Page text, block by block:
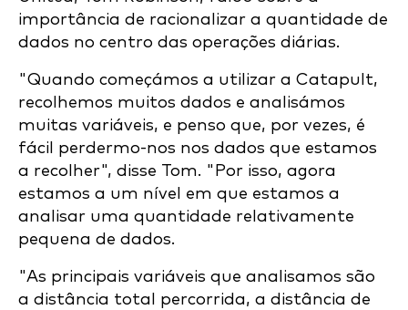
importância de racionalizar a quantidade de
dados no centro das operações diárias.
"Quando começámos a utilizar a Catapult,
recolhemos muitos dados e analisámos
muitas variáveis, e penso que, por vezes, é
fácil perdermo-nos nos dados que estamos
a recolher", disse Tom. "Por isso, agora
estamos a um nível em que estamos a
analisar uma quantidade relativamente
pequena de dados.
"As principais variáveis que analisamos são
a distância total percorrida, a distância de